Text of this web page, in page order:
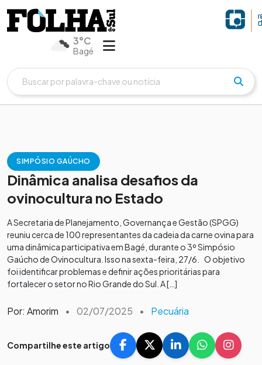
3°C
Bagé
SIMPÓSIO GAÚCHO
Dinâmica analisa desafios da
ovinocultura no Estado
A Secretaria de Planejamento, Governança e Gestão (SPGG)
reuniu cerca de 100 representantes da cadeia da carne ovina para
uma dinâmica participativa em Bagé, durante o 3º Simpósio
Gaúcho de Ovinocultura. Isso na sexta-feira, 27/6. O objetivo
foi identificar problemas e definir ações prioritárias para
fortalecer o setor no Rio Grande do Sul. A […]
Por: Amorim • 02/07/2025 • Pecuária
Compartilhe este artigo